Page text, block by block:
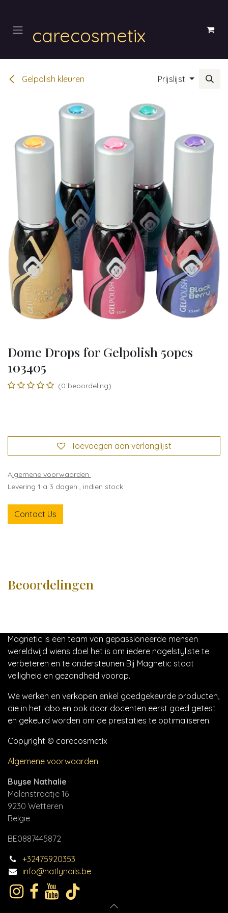
carecosmetix
Gelpolish kleuren Prijslijst
Dome Drops for Gelpolish 50pcs
103405
(0 beoordeling)
Toevoegen aan verlanglijst
Algemene voorwaarden
Levering 1 a 3 dagen , indien stock
Contact Us
Beoordelingen
Magnetic is een team van gepassioneerde mensen
wereldwijd wiens doel het is om iedere nagelstyliste te
verbeteren en te ondersteunen Bij Magnetic staat
veiligheid en gezondheid voorop.
We werken en verkopen enkel goedgekeurde producten,
die in het labo en ook door docenten eerst goed getest
en gekeurd worden om de prestaties te optimaliseren.
Copyright © carecosmetix
Algemene voorwaarden
Buyse Nathalie
Molenstraatje 16
9230 Wetteren
Belgie
BE0887445872
+32475920353
info@natlynails.be